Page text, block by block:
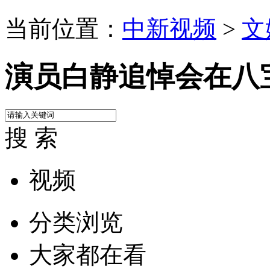
当前位置： 中新视频 >
演员白静追悼会在
搜 索
视频
分类浏览
大家都在看